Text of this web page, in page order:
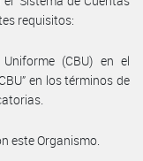
requisitos:
(CBU) en el
en los términos de
este Organismo.